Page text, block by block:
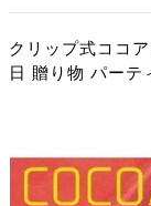
k
li
クリップ式ココ
日 贈り物 パー